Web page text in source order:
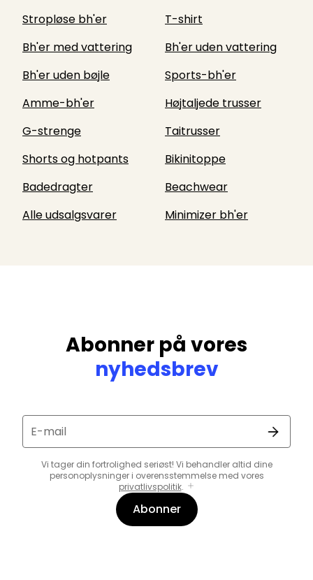
Stropløse bh'er
T-shirt
Bh'er med vattering
Bh'er uden vattering
Bh'er uden bøjle
Sports-bh'er
Amme-bh'er
Højtaljede trusser
G-strenge
Taitrusser
Shorts og hotpants
Bikinitoppe
Badedragter
Beachwear
Alle udsalgsvarer
Minimizer bh'er
Abonner på vores
nyhedsbrev
E-mail
Vi tager din fortrolighed seriøst! Vi behandler altid dine
personoplysninger i overensstemmelse med vores
privatlivspolitik.
Abonner